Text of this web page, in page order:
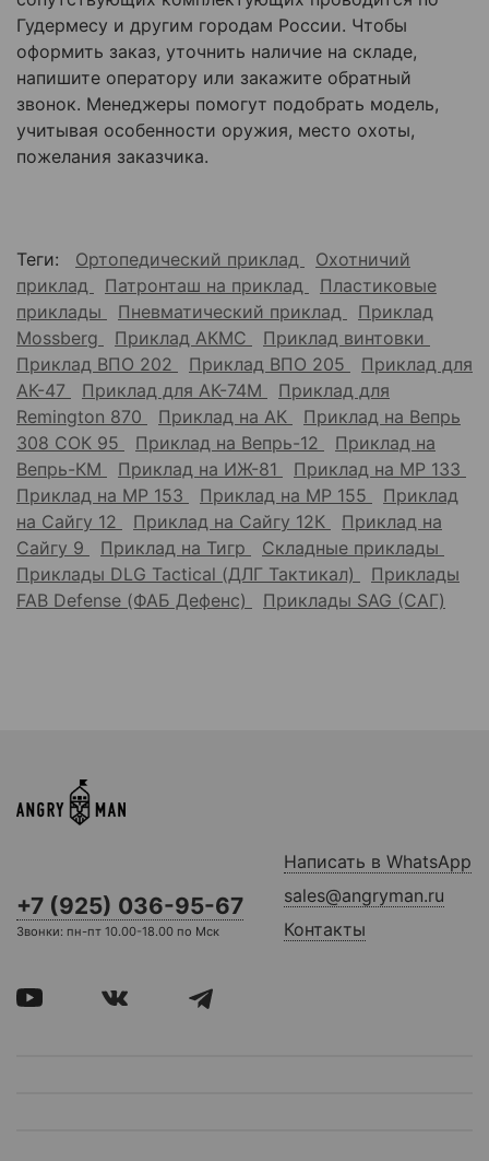
Гудермесу и другим городам России. Чтобы
оформить заказ, уточнить наличие на складе,
напишите оператору или закажите обратный
звонок. Менеджеры помогут подобрать модель,
учитывая особенности оружия, место охоты,
пожелания заказчика.
Теги: Ортопедический приклад
Охотничий
приклад
Патронташ на приклад
Пластиковые
приклады
Пневматический приклад
Приклад
Mossberg
Приклад АКМС
Приклад винтовки
Приклад ВПО 202
Приклад ВПО 205
Приклад для
АК-47
Приклад для АК-74М
Приклад для
Remington 870
Приклад на АК
Приклад на Вепрь
308 СОК 95
Приклад на Вепрь-12
Приклад на
Вепрь-КМ
Приклад на ИЖ-81
Приклад на МР 133
Приклад на МР 153
Приклад на МР 155
Приклад
на Сайгу 12
Приклад на Сайгу 12К
Приклад на
Сайгу 9
Приклад на Тигр
Складные приклады
Приклады DLG Tactical (ДЛГ Тактикал)
Приклады
FAB Defense (ФАБ Дефенс)
Приклады SAG (САГ)
+7 (925) 036-95-67
Звонки: пн-пт 10.00-18.00 по Мск
Написать в WhatsApp
sales@angryman.ru
Контакты